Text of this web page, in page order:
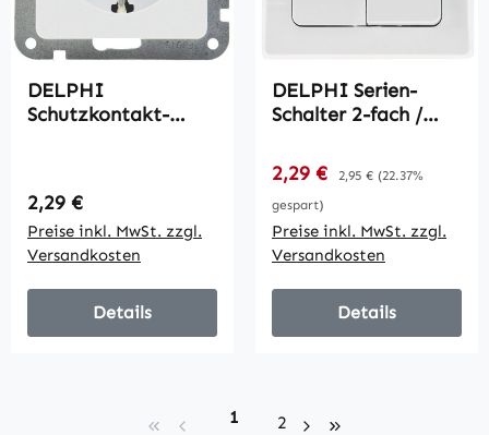
DELPHI
Schutzkontakt-
OHNE Rahmen
Regulärer Preis:
2,29 €
Preise inkl. MwSt. zzgl.
Versandkosten
Details
DELPHI Serien-
Schalter 2-fach /
Rahmen, UP, weiß
Verkaufspreis:
2,29 € Regulärer Preis:
2,95 € (22.37%
gespart)
Preise inkl. MwSt. zzgl.
Versandkosten
Details
Seite
1 Seite
2